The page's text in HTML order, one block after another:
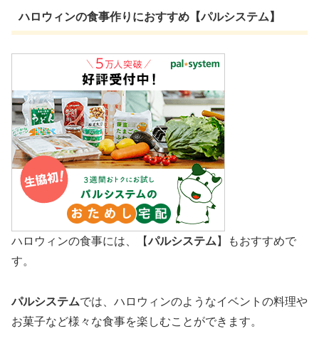
ハロウィンの食事作りにおすすめ【パルシステム】
ハロウィンの食事には、【パルシステム 】もおすすめで
す。
パルシステムでは、ハロウィンのようなイベントの料理や
お菓子など様々な食事を楽しむことができます。